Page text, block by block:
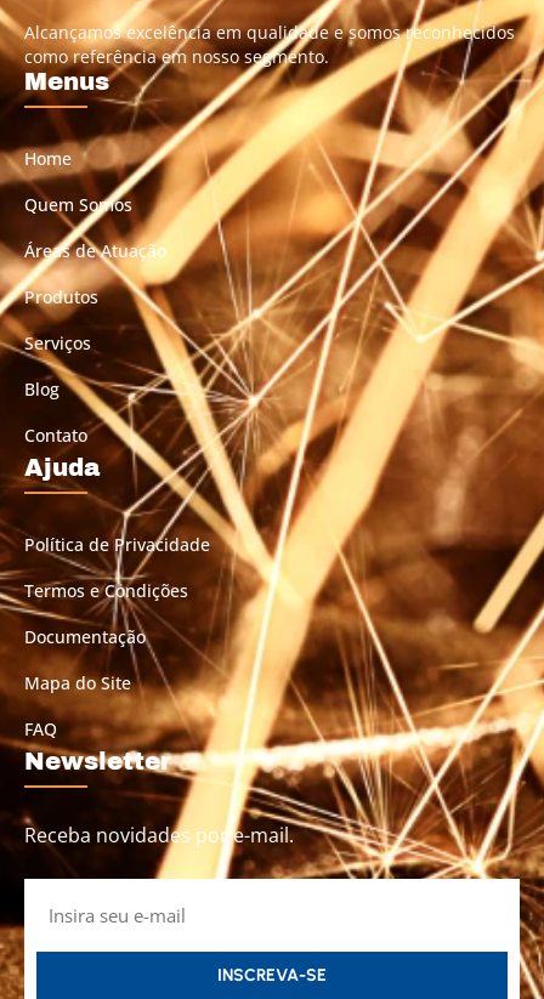
Alcançamos excelência em qualidade e somos reconhecidos
como referência em nosso segmento.
Menus
Home
Quem Somos
Áreas de Atuação
Produtos
Serviços
Blog
Contato
Ajuda
Política de Privacidade
Termos e Condições
Documentação
Mapa do Site
FAQ
Newsletter
Receba novidades por e-mail.
INSCREVA-SE